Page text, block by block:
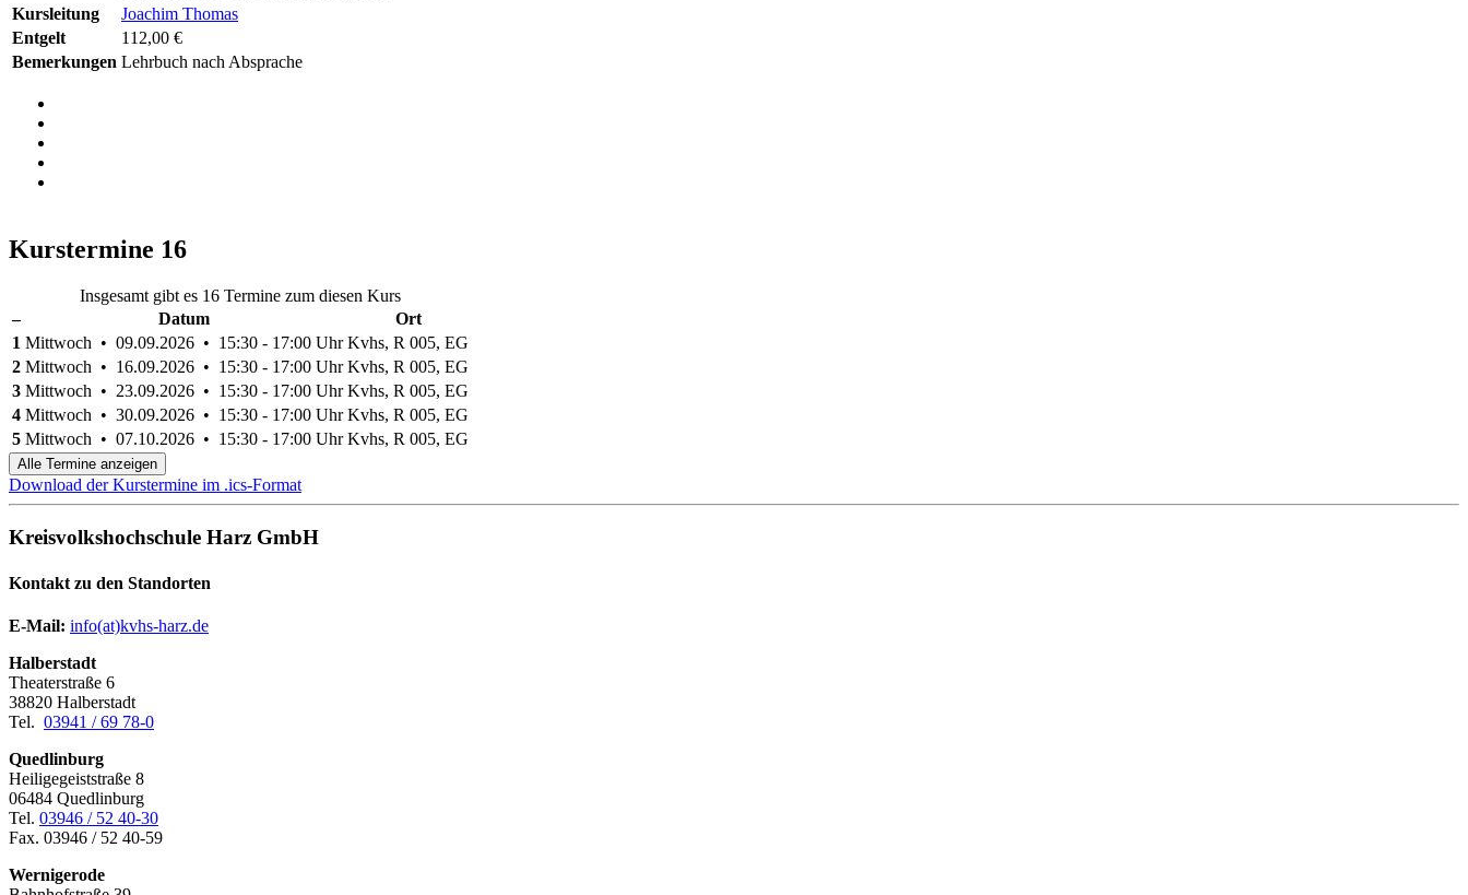
Kursleitung
Joachim Thomas
Entgelt
112,00 €
Bemerkungen Lehrbuch nach Absprache
Kurstermine 16
Insgesamt gibt es 16 Termine zum diesen Kurs
–
Datum
Ort
1 Mittwoch • 09.09.2026 • 15:30 - 17:00 Uhr Kvhs, R 005, EG
2 Mittwoch • 16.09.2026 • 15:30 - 17:00 Uhr Kvhs, R 005, EG
3 Mittwoch • 23.09.2026 • 15:30 - 17:00 Uhr Kvhs, R 005, EG
4 Mittwoch • 30.09.2026 • 15:30 - 17:00 Uhr Kvhs, R 005, EG
5 Mittwoch • 07.10.2026 • 15:30 - 17:00 Uhr Kvhs, R 005, EG
Alle Termine anzeigen
Download der Kurstermine im .ics-Format
Kreisvolkshochschule Harz GmbH
Kontakt zu den Standorten
E-Mail: info(at)kvhs-harz.de
Halberstadt
Theaterstraße 6
38820 Halberstadt
Tel. 03941 / 69 78-0
Quedlinburg
Heiligegeiststraße 8
06484 Quedlinburg
Tel. 03946 / 52 40-30
Fax. 03946 / 52 40-59
Wernigerode